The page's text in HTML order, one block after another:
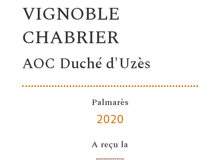
VIGNOBLE
CHABRIER
AOC Duché d'Uzès
Palmarès
2020
A reçu la